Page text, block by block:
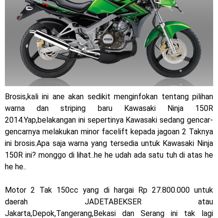
Warna Baru X-Ride 125 Tampil Tangguh dan Fresh Siap
Jelajah Petualangan Tanpa Batas
Yamalube Power XP Matic resmi dirilis untuk skutik Blue
Core 125cc dengan mobilitas tinggi
Yamaha Indonesia Rilis Warna Baru Fazzio Hybrid yang lebih
Eye Catchy & Kece Abis
Sudah pakai diskbrake belakang ! Yamaha Indonesia Resmi
perkenalkan Aerox Alpha 155 Turbo !
Yamaha Nmax Turbo 155 sudah lahir, Aerox Turbo hanya
Honda Indonesia resmi jual New CBR 1000RR-R Fireblade
Brosis,kali ini ane akan sedikit menginfokan tentang pilihan
warna dan striping baru Kawasaki Ninja 150R
2014.Yap,belakangan ini sepertinya Kawasaki sedang gencar-
gencarnya melakukan minor facelift kepada jagoan 2 Taknya
ini brosis.Apa saja warna yang tersedia untuk Kawasaki Ninja
150R ini? monggo di lihat..he he udah ada satu tuh di atas he
he he..
Motor 2 Tak 150cc yang di hargai Rp 27.800.000 untuk
daerah JADETABEKSER atau
Jakarta,Depok,Tangerang,Bekasi dan Serang ini tak lagi